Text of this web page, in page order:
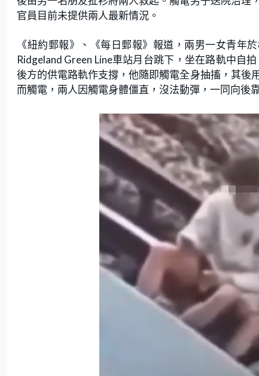
官員目前未提供兩人最新情況。
《紐約郵報》、《每日郵報》報道，兩男一女青年
Ridgeland Green Line車站月台跳下，坐在路軌中自
後方的供電路軌作支撐，他隨即觸電全身抽搐，其後
而觸電，兩人因觸電身體僵直，沒法動彈，一同向後